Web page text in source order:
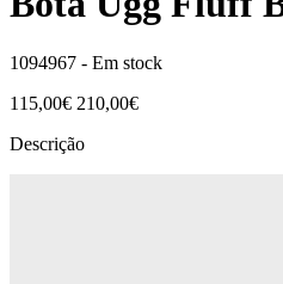
1094967 - Em stock
115,00€ 210,00€
Descrição